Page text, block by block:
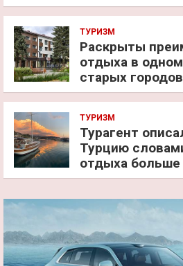
ТУРИЗМ
Раскрыты
отдыха в
старых
ТУРИЗМ
Турагент
Турцию
отдыха больше